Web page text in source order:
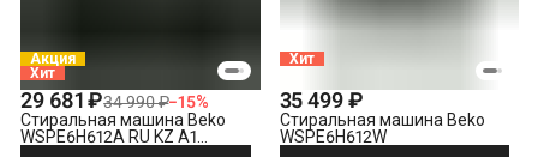
Выезд мастера за административные пределы города
Демонтаж отдельностоящей стиральной машины
Утилизация техники
Акция
Хит
29 681 ₽34 990 ₽−15%
Стиральная машина Beko
WSPE6H612A RU KZ A1
Хит
35 499 ₽
Стиральная машина Beko
WSPE6H612W